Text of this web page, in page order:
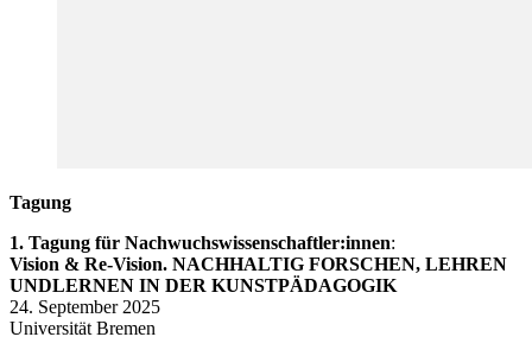
Tagung
1. Tagung für Nachwuchswissenschaftler:innen:
Vision & Re-Vision. NACHHALTIG FORSCHEN, LEHREN
UNDLERNEN IN DER KUNSTPÄDAGOGIK
24. September 2025
Universität Bremen